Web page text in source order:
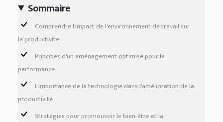
Sommaire
Comprendre l'impact de l'environnement de travail sur
la productivité
Principes d'un aménagement optimisé pour la
performance
L'importance de la technologie dans l'amélioration de la
productivité
Stratégies pour promouvoir le bien-être et la